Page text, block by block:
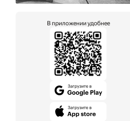
В приложении удобнее